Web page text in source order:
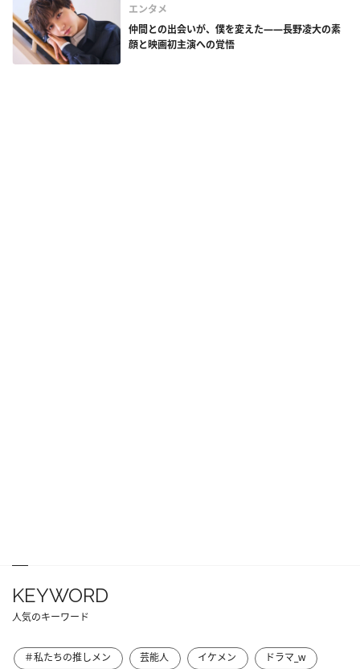
エンタメ
仲間との出会いが、僕を変えた——長野凌大の素
顔と映画初主演への覚悟
KEYWORD
人気のキーワード
＃私たちの推しメン 芸能人 イケメン
ドラマ_w